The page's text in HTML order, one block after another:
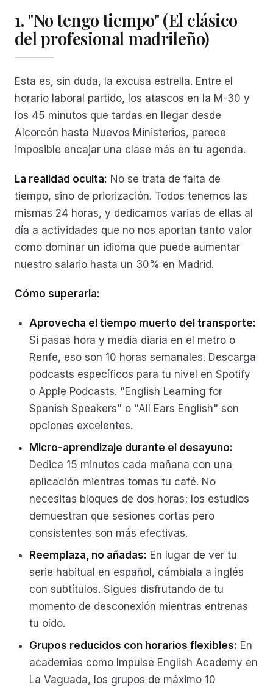
1. "No tengo tiempo" (El clásico
del profesional madrileño)
Esta es, sin duda, la excusa estrella. Entre el
horario laboral partido, los atascos en la M-30 y
los 45 minutos que tardas en llegar desde
Alcorcón hasta Nuevos Ministerios, parece
imposible encajar una clase más en tu agenda.
La realidad oculta: No se trata de falta de
tiempo, sino de priorización. Todos tenemos las
mismas 24 horas, y dedicamos varias de ellas al
día a actividades que no nos aportan tanto valor
como dominar un idioma que puede aumentar
nuestro salario hasta un 30% en Madrid.
Cómo superarla:
Aprovecha el tiempo muerto del transporte:
Si pasas hora y media diaria en el metro o
Renfe, eso son 10 horas semanales. Descarga
podcasts específicos para tu nivel en Spotify
o Apple Podcasts. "English Learning for
Spanish Speakers" o "All Ears English" son
opciones excelentes.
Micro-aprendizaje durante el desayuno:
Dedica 15 minutos cada mañana con una
aplicación mientras tomas tu café. No
necesitas bloques de dos horas; los estudios
demuestran que sesiones cortas pero
consistentes son más efectivas.
Reemplaza, no añadas: En lugar de ver tu
serie habitual en español, cámbiala a inglés
con subtítulos. Sigues disfrutando de tu
momento de desconexión mientras entrenas
tu oído.
Grupos reducidos con horarios flexibles: En
academias como Impulse English Academy en
La Vaguada, los grupos de máximo 10